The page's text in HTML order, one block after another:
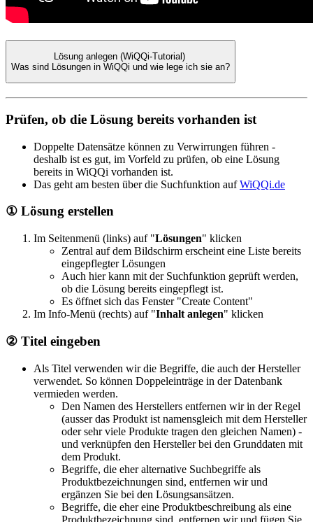
Lösung anlegen (WiQQi-Tutorial)
Was sind Lösungen in WiQQi und wie lege ich sie an?
Prüfen, ob die Lösung bereits vorhanden ist
Doppelte Datensätze können zu Verwirrungen führen -
deshalb ist es gut, im Vorfeld zu prüfen, ob eine Lösung
bereits in WiQQi vorhanden ist.
Das geht am besten über die Suchfunktion aufWiQQi.de
① Lösung erstellen
Im Seitenmenü (links) auf "Lösungen" klicken
Zentral auf dem Bildschirm erscheint eine Liste bereits
eingepflegter Lösungen
Auch hier kann mit der Suchfunktion geprüft werden,
ob die Lösung bereits eingepflegt ist.
Es öffnet sich das Fenster "Create Content"
Im Info-Menü (rechts) auf "Inhalt anlegen" klicken
② Titel eingeben
Als Titel verwenden wir die Begriffe, die auch der Hersteller
verwendet. So können Doppeleinträge in der Datenbank
vermieden werden.
Den Namen des Herstellers entfernen wir in der Regel
(ausser das Produkt ist namensgleich mit dem Hersteller
oder sehr viele Produkte tragen den gleichen Namen) -
und verknüpfen den Hersteller bei den Grunddaten mit
dem Produkt.
Begriffe, die eher alternative Suchbegriffe als
Produktbezeichnungen sind, entfernen wir und
ergänzen Sie bei den Lösungsansätzen.
Begriffe, die eher eine Produktbeschreibung als eine
Produktbezeichnung sind, entfernen wir und fügen Sie